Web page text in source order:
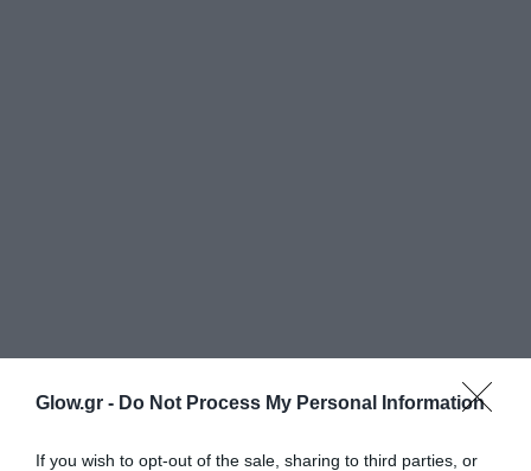
Glow.gr - Do Not Process My Personal Information
If you wish to opt-out of the sale, sharing to third parties, or